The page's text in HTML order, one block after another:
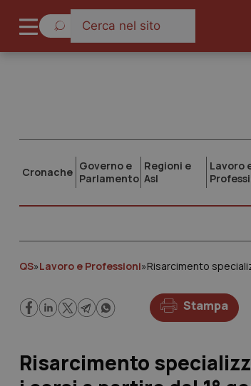
Cronache Governo e
Parlamento
Regioni e
Asl
Lavoro
QS»Lavoro e Professioni»Risarcimento
Stampa
Risarcimento